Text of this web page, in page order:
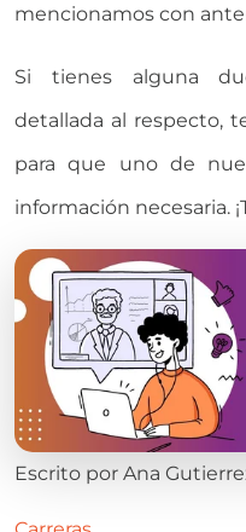
mencionamos con
Si tienes alguna
detallada al respecto,
para que uno de
información necesaria.
Escrito por Ana